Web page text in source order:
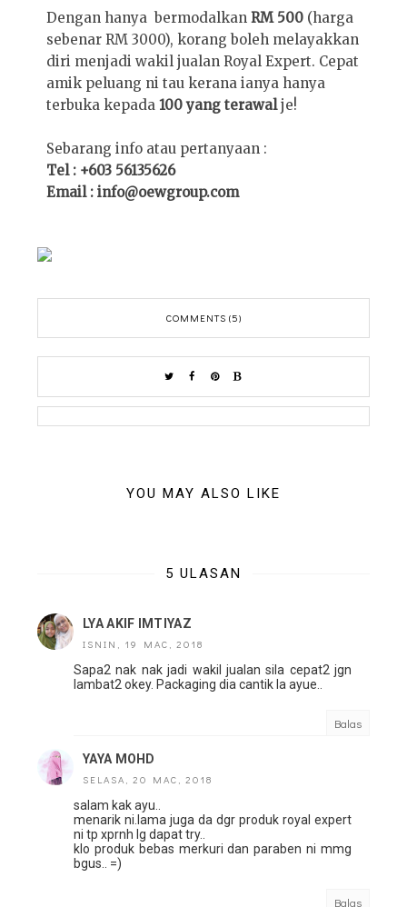
Dengan hanya bermodalkan RM 500 (harga
sebenar RM 3000), korang boleh melayakkan
diri menjadi wakil jualan Royal Expert. Cepat
amik peluang ni tau kerana ianya hanya
terbuka kepada 100 yang terawalje!
Sebarang info atau pertanyaan :
Tel : +603 56135626
Email : info@oewgroup.com
COMMENTS (5)
YOU MAY ALSO LIKE
5 ULASAN
LYA AKIF IMTIYAZ
ISNIN, 19 MAC, 2018
Sapa2 nak nak jadi wakil jualan sila cepat2 jgn
lambat2 okey. Packaging dia cantik la ayue..
Balas
YAYA MOHD
SELASA, 20 MAC, 2018
salam kak ayu..
menarik ni.lama juga da dgr produk royal expert
ni tp xprnh lg dapat try..
klo produk bebas merkuri dan paraben ni mmg
bgus.. =)
Balas